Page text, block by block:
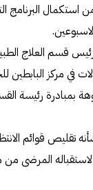
من استكمال البرنامج
قسم العلاج
في مركز البابطين
بمبادرة رئيسة
تقليص قوائم
لاستقباله